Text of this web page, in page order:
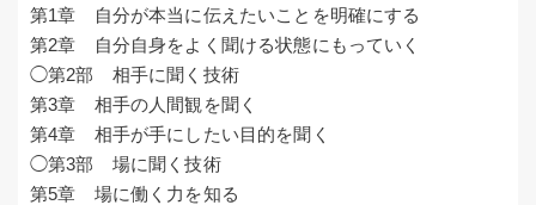
第1章 自分が本当に伝えたいことを明確にする
第2章 自分自身をよく聞ける状態にもっていく
◯第2部 相手に聞く技術
第3章 相手の人間観を聞く
第4章 相手が手にしたい目的を聞く
◯第3部 場に聞く技術
第5章 場に働く力を知る